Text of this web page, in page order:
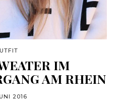
IM
AM RHEIN
2016